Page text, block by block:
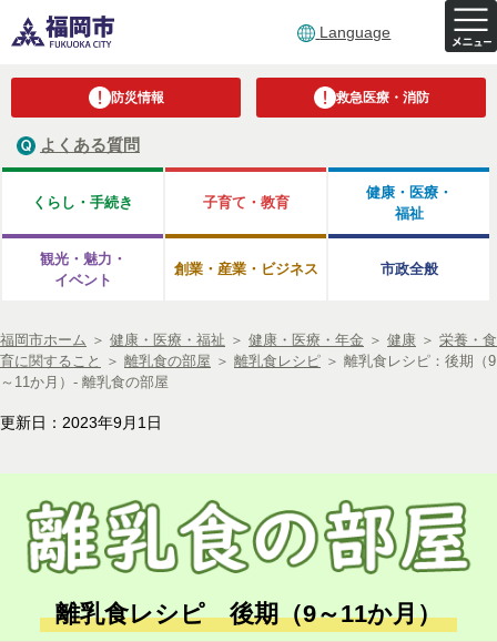
Language
防災情報 救急医療・消防
よくある質問
くらし・手続き 子育て・教育
健康・医療・
福祉
観光・魅力・
イベント
創業・産業・ビジネス 市政全般
福岡市ホーム ＞ 健康・医療・福祉 ＞ 健康・医療・年金 ＞ 健康 ＞ 栄養・食
育に関すること
＞ 離乳食の部屋 ＞ 離乳食レシピ ＞ 離乳食レシピ：後期（9
～11か月）- 離乳食の部屋
更新日：2023年9月1日
離乳食レシピ 後期（9～11か月）